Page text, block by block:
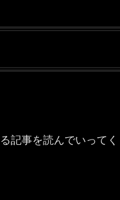
記事を読んでいってく